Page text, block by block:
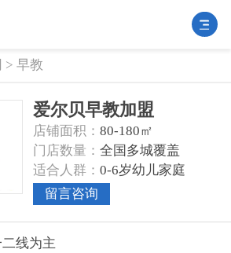
> 早教
爱尔贝早教加盟
‌店铺面积‌： 80-180㎡
‌门店数量‌： 全国多城覆盖
‌适合人群‌： 0-6岁幼儿家庭
留言咨询
线为主